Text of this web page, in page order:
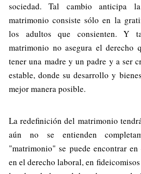
sociedad. Tal cambio anticipa
matrimonio consiste sólo en la
los adultos que consienten. Y
matrimonio no asegura el derecho
tener una madre y un padre y a ser
estable, donde su desarrollo y
mejor manera posible.
La redefinición del matrimonio
aún no se entienden
"matrimonio" se puede encontrar
en el derecho laboral, en